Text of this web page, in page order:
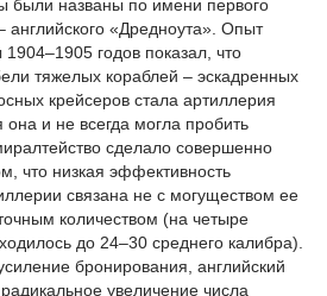
были названы по имени первого
английского «Дредноута». Опыт
годов показал, что
тяжелых кораблей – эскадренных
крейсеров стала артиллерия
она и не всегда могла пробить
сделало совершенно
что низкая эффективность
связана не с могуществом ее
количеством (на четыре
до 24–30 среднего калибра).
бронирования, английский
увеличение числа